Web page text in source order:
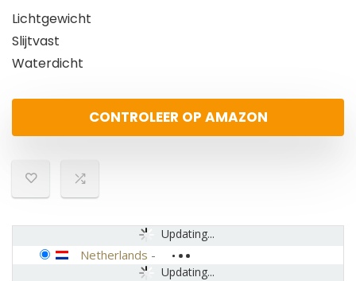
Lichtgewicht
Slijtvast
Waterdicht
CONTROLEER OP AMAZON
Updating...
Updating...
Netherlands -